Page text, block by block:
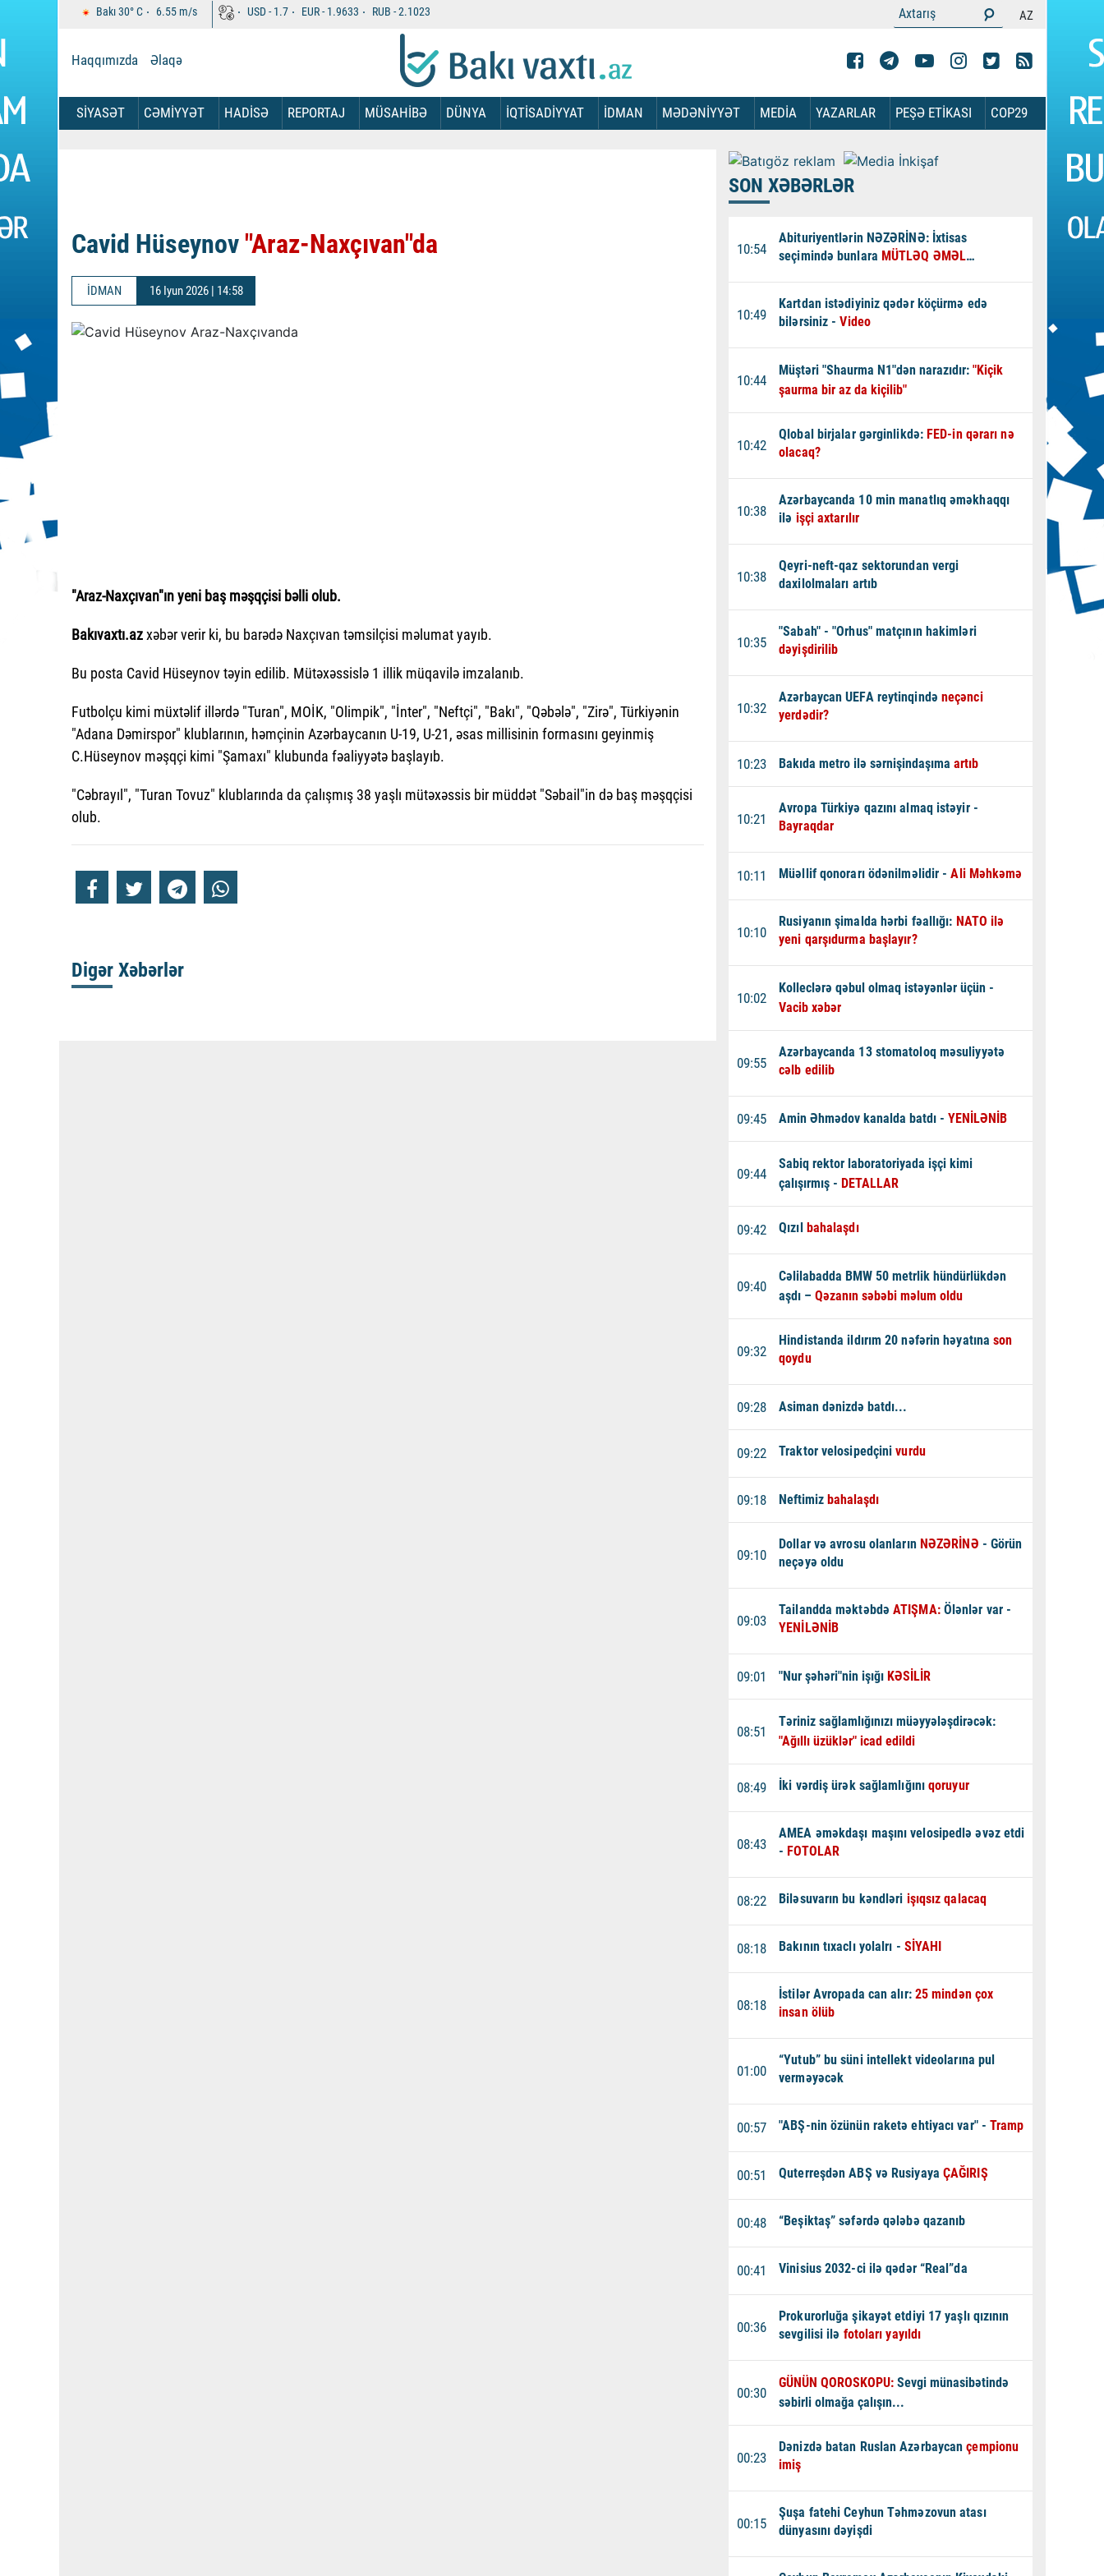
Bakı30°C 6.55m/s USD -1.7 EUR -1.9633 RUB -2.1023 AZ
Haqqımızda Əlaqə
SİYASƏT CƏMİYYƏT HADİSƏ REPORTAJ MÜSAHİBƏ DÜNYA İQTİSADİYYAT İDMAN MƏDƏNİYYƏT MEDİA YAZARLAR PEŞƏ ETİKASI COP29
Cavid Hüseynov "Araz-Naxçıvan"da
İDMAN 16 Iyun 2026 | 14:58
"Araz-Naxçıvan"ın yeni baş məşqçisi bəlli olub.
Bakıvaxtı.azxəbər verir ki, bu barədə Naxçıvan təmsilçisi məlumat yayıb.
Bu posta Cavid Hüseynov təyin edilib. Mütəxəssislə 1 illik müqavilə imzalanıb.
Futbolçu kimi müxtəlif illərdə "Turan", MOİK, "Olimpik", "İnter", "Neftçi", "Bakı", "Qəbələ", "Zirə", Türkiyənin
"Adana Dəmirspor" klublarının, həmçinin Azərbaycanın U-19, U-21, əsas millisinin formasını geyinmiş
C.Hüseynov məşqçi kimi "Şamaxı" klubunda fəaliyyətə başlayıb.
"Cəbrayıl", "Turan Tovuz" klublarında da çalışmış 38 yaşlı mütəxəssis bir müddət "Səbail"in də baş məşqçisi
olub.
Digər Xəbərlər
SON XƏBƏRLƏR
10:54
Abituriyentlərin NƏZƏRİNƏ: İxtisas
seçimində bunlara MÜTLƏQ ƏMƏL
10:49
Kartdan istədiyiniz qədər köçürmə edə
bilərsiniz -Video
10:44
Müştəri "Shaurma N1"dən narazıdır:"Kiçik
şaurma bir az da kiçilib"
10:42
Qlobal birjalar gərginlikdə:FED-in qərarı nə
olacaq?
10:38
Azərbaycanda 10 min manatlıq əməkhaqqı
ilə işçi axtarılır
10:38
Qeyri-neft-qaz sektorundan vergi
daxilolmaları artıb
10:35
"Sabah" - "Orhus" matçının hakimləri
dəyişdirilib
10:32
Azərbaycan UEFA reytinqində neçənci
yerdədir?
10:23 Bakıda metro ilə sərnişindaşımaartıb
10:21
Avropa Türkiyə qazını almaq istəyir -
Bayraqdar
10:11 Müəllif qonorarı ödənilməlidir -Ali Məhkəmə
10:10
Rusiyanın şimalda hərbi fəallığı: NATO ilə
yeni qarşıdurma başlayır?
10:02
Kolleclərə qəbul olmaq istəyənlər üçün -
Vacib xəbər
09:55
Azərbaycanda 13 stomatoloq məsuliyyətə
cəlb edilib
09:45 Amin Əhmədov kanalda batdı -YENİLƏNİB
09:44
Sabiq rektor laboratoriyada işçi kimi
çalışırmış - DETALLAR
09:42 Qızıl bahalaşdı
09:40
Cəlilabadda BMW 50 metrlik hündürlükdən
aşdı –Qəzanın səbəbi məlum oldu
09:32
Hindistanda ildırım 20 nəfərin həyatınason
qoydu
09:28 Asiman dənizdə batdı...
09:22 Traktor velosipedçinivurdu
09:18 Neftimizbahalaşdı
09:10
Dollar və avrosu olanların NƏZƏRİNƏ - Görün
neçəyə oldu
09:03
Tailandda məktəbdəATIŞMA:Ölənlər var -
YENİLƏNİB
09:01 "Nur şəhəri"nin işığı KƏSİLİR
08:51
Təriniz sağlamlığınızı müəyyələşdirəcək:
"Ağıllı üzüklər" icad edildi
08:49 İki vərdiş ürək sağlamlığınıqoruyur
08:43
AMEA əməkdaşı maşını velosipedlə əvəz etdi
- FOTOLAR
08:22 Biləsuvarın bu kəndləri işıqsız qalacaq
08:18 Bakının tıxaclı yolalrı - SİYAHI
08:18
İstilər Avropada can alır:25 mindən çox
insan ölüb
01:00
“Yutub” bu süni intellekt videolarına pul
verməyəcək
00:57 "ABŞ-nin özünün raketə ehtiyacı var" -Tramp
00:51 Quterreşdən ABŞ və Rusiyaya ÇAĞIRIŞ
00:48 “Beşiktaş” səfərdə qələbə qazanıb
00:41 Vinisius 2032-ci ilə qədər “Real”da
00:36
Prokurorluğa şikayət etdiyi 17 yaşlı qızının
sevgilisi ilə fotoları yayıldı
00:30
GÜNÜN QOROSKOPU:Sevgi münasibətində
səbirli olmağa çalışın...
00:23
Dənizdə batan Ruslan Azərbaycançempionu
imiş
00:15
Şuşa fatehi Ceyhun Təhməzovun atası
dünyasını dəyişdi